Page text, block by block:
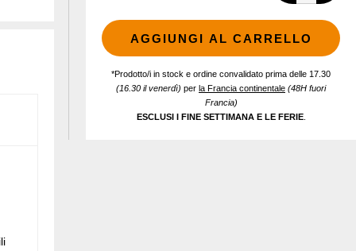
AGGIUNGI AL CARRELLO
*Prodotto/i in stock e ordine convalidato prima delle 17.30
(16.30 il venerdì) per la Francia continentale (48H fuori
Francia)
ESCLUSI I FINE SETTIMANA E LE FERIE.